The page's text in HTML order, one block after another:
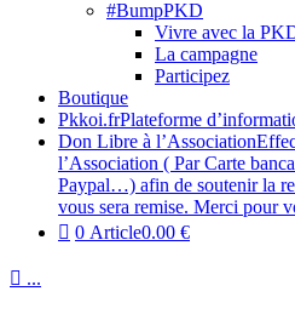
#BumpPKD
Vivre avec la
La campagne
Participez
Boutique
Pkkoi.frPlateforme
Don Libre à l’Association
l’Association ( Par Carte
Paypal…) afin de soutenir la
vous sera remise. Merci pour
0 Article0.00 €
 ...